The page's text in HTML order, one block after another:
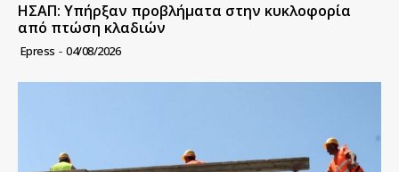
ΗΣΑΠ: Υπήρξαν προβλήματα στην κυκλοφορία
από πτώση κλαδιών
Epress - 04/08/2026